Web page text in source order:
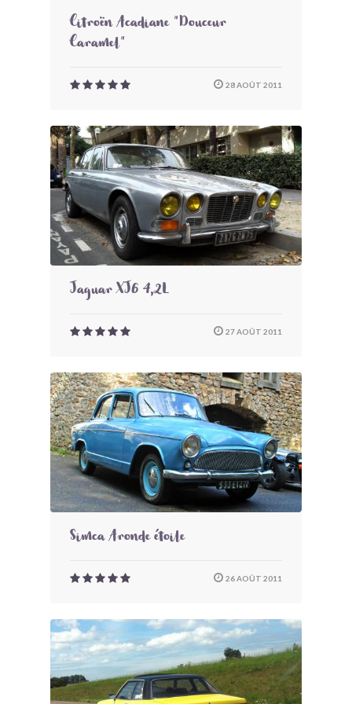
Citroën Acadiane "Douceur
Caramel"
28 AOÛT 2011
Jaguar XJ6 4,2L
27 AOÛT 2011
Simca Aronde étoile
26 AOÛT 2011